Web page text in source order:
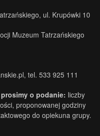
ul. Krupówki 10
Muzeum Tatrzańskiego
tel. 533 925 111
o podanie: liczby
proponowanej godziny
do opiekuna grupy.